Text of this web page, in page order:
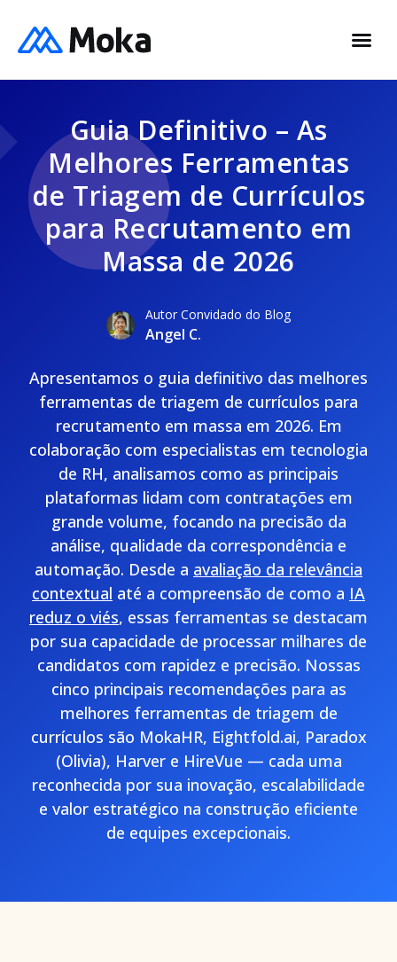
Guia Definitivo – As
Melhores Ferramentas
de Triagem de Currículos
para Recrutamento em
Massa de 2026
Autor Convidado do Blog
Angel C.
Apresentamos o guia definitivo das melhores
ferramentas de triagem de currículos para
recrutamento em massa em 2026. Em
colaboração com especialistas em tecnologia
de RH, analisamos como as principais
plataformas lidam com contratações em
grande volume, focando na precisão da
análise, qualidade da correspondência e
automação. Desde a avaliação da relevância
contextual até a compreensão de como a IA
reduz o viés, essas ferramentas se destacam
por sua capacidade de processar milhares de
candidatos com rapidez e precisão. Nossas
cinco principais recomendações para as
melhores ferramentas de triagem de
currículos são MokaHR, Eightfold.ai, Paradox
(Olivia), Harver e HireVue — cada uma
reconhecida por sua inovação, escalabilidade
e valor estratégico na construção eficiente
de equipes excepcionais.